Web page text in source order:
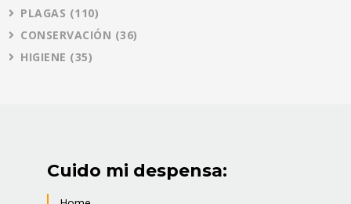
PLAGAS (110)
CONSERVACIÓN (36)
HIGIENE (35)
Cuido mi despensa: